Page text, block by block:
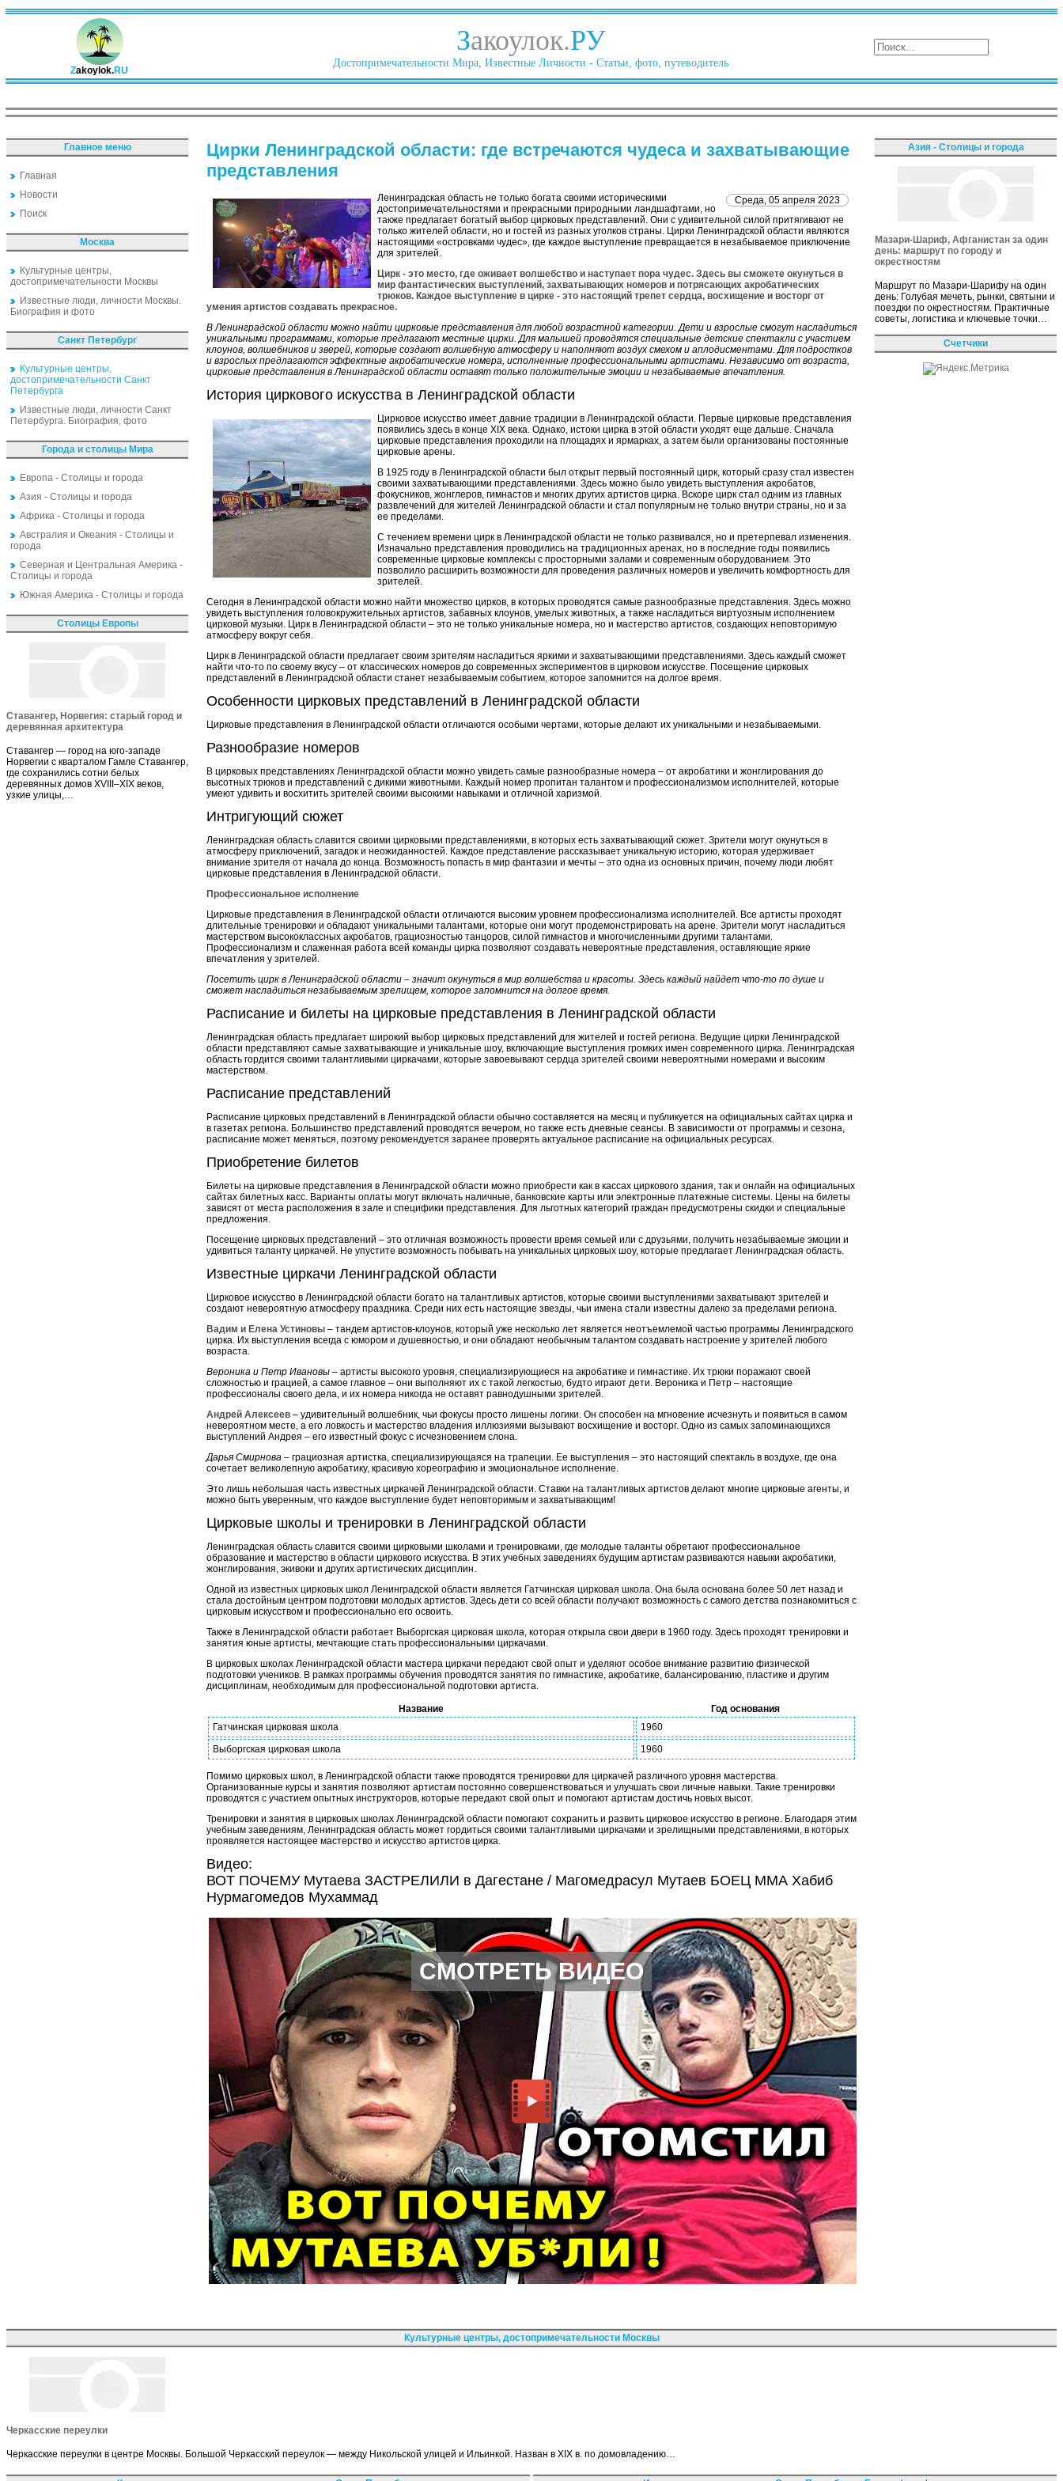
Zakoylok.RU
Закоулок.РУ
Достопримечательности Мира, Известные Личности - Статьи, фото, путеводитель
Главное меню
Главная
Новости
Поиск
Москва
Культурные центры,
достопримечательности Москвы
Известные люди, личности Москвы.
Биография и фото
Санкт Петербург
Культурные центры,
достопримечательности Санкт
Петербурга
Известные люди, личности Санкт
Петербурга. Биография, фото
Города и столицы Мира
Европа - Столицы и города
Азия - Столицы и города
Африка - Столицы и города
Австралия и Океания - Столицы и
города
Северная и Центральная Америка -
Столицы и города
Южная Америка - Столицы и города
Столицы Европы
Ставангер, Норвегия: старый город и
деревянная архитектура
Ставангер — город на юго-западе
Норвегии с кварталом Гамле Ставангер,
где сохранились сотни белых
деревянных домов XVIII–XIX веков,
узкие улицы,…
Цирки Ленинградской области: где встречаются чудеса и захватывающие
представления
Среда, 05 апреля 2023
Ленинградская область не только богата своими историческими
достопримечательностями и прекрасными природными ландшафтами, но
также предлагает богатый выбор цирковых представлений. Они с удивительной силой притягивают не
только жителей области, но и гостей из разных уголков страны. Цирки Ленинградской области являются
настоящими «островками чудес», где каждое выступление превращается в незабываемое приключение
для зрителей.
Цирк - это место, где оживает волшебство и наступает пора чудес. Здесь вы сможете окунуться в
мир фантастических выступлений, захватывающих номеров и потрясающих акробатических
трюков. Каждое выступление в цирке - это настоящий трепет сердца, восхищение и восторг от
умения артистов создавать прекрасное.
В Ленинградской области можно найти цирковые представления для любой возрастной категории. Дети и взрослые смогут насладиться
уникальными программами, которые предлагают местные цирки. Для малышей проводятся специальные детские спектакли с участием
клоунов, волшебников и зверей, которые создают волшебную атмосферу и наполняют воздух смехом и аплодисментами. Для подростков
и взрослых предлагаются эффектные акробатические номера, исполненные профессиональными артистами. Независимо от возраста,
цирковые представления в Ленинградской области оставят только положительные эмоции и незабываемые впечатления.
История циркового искусства в Ленинградской области
Цирковое искусство имеет давние традиции в Ленинградской области. Первые цирковые представления
появились здесь в конце XIX века. Однако, истоки цирка в этой области уходят еще дальше. Сначала
цирковые представления проходили на площадях и ярмарках, а затем были организованы постоянные
цирковые арены.
В 1925 году в Ленинградской области был открыт первый постоянный цирк, который сразу стал известен
своими захватывающими представлениями. Здесь можно было увидеть выступления акробатов,
фокусников, жонглеров, гимнастов и многих других артистов цирка. Вскоре цирк стал одним из главных
развлечений для жителей Ленинградской области и стал популярным не только внутри страны, но и за
ее пределами.
С течением времени цирк в Ленинградской области не только развивался, но и претерпевал изменения.
Изначально представления проводились на традиционных аренах, но в последние годы появились
современные цирковые комплексы с просторными залами и современным оборудованием. Это
позволило расширить возможности для проведения различных номеров и увеличить комфортность для
зрителей.
Сегодня в Ленинградской области можно найти множество цирков, в которых проводятся самые разнообразные представления. Здесь можно
увидеть выступления головокружительных артистов, забавных клоунов, умелых животных, а также насладиться виртуозным исполнением
цирковой музыки. Цирк в Ленинградской области – это не только уникальные номера, но и мастерство артистов, создающих неповторимую
атмосферу вокруг себя.
Цирк в Ленинградской области предлагает своим зрителям насладиться яркими и захватывающими представлениями. Здесь каждый сможет
найти что-то по своему вкусу – от классических номеров до современных экспериментов в цирковом искусстве. Посещение цирковых
представлений в Ленинградской области станет незабываемым событием, которое запомнится на долгое время.
Особенности цирковых представлений в Ленинградской области
Цирковые представления в Ленинградской области отличаются особыми чертами, которые делают их уникальными и незабываемыми.
Разнообразие номеров
В цирковых представлениях Ленинградской области можно увидеть самые разнообразные номера – от акробатики и жонглирования до
высотных трюков и представлений с дикими животными. Каждый номер пропитан талантом и профессионализмом исполнителей, которые
умеют удивить и восхитить зрителей своими высокими навыками и отличной харизмой.
Интригующий сюжет
Ленинградская область славится своими цирковыми представлениями, в которых есть захватывающий сюжет. Зрители могут окунуться в
атмосферу приключений, загадок и неожиданностей. Каждое представление рассказывает уникальную историю, которая удерживает
внимание зрителя от начала до конца. Возможность попасть в мир фантазии и мечты – это одна из основных причин, почему люди любят
цирковые представления в Ленинградской области.
Профессиональное исполнение
Цирковые представления в Ленинградской области отличаются высоким уровнем профессионализма исполнителей. Все артисты проходят
длительные тренировки и обладают уникальными талантами, которые они могут продемонстрировать на арене. Зрители могут насладиться
мастерством высококлассных акробатов, грациозностью танцоров, силой гимнастов и многочисленными другими талантами.
Профессионализм и слаженная работа всей команды цирка позволяют создавать невероятные представления, оставляющие яркие
впечатления у зрителей.
Посетить цирк в Ленинградской области – значит окунуться в мир волшебства и красоты. Здесь каждый найдет что-то по душе и
сможет насладиться незабываемым зрелищем, которое запомнится на долгое время.
Расписание и билеты на цирковые представления в Ленинградской области
Ленинградская область предлагает широкий выбор цирковых представлений для жителей и гостей региона. Ведущие цирки Ленинградской
области представляют самые захватывающие и уникальные шоу, включающие выступления громких имен современного цирка. Ленинградская
область гордится своими талантливыми циркачами, которые завоевывают сердца зрителей своими невероятными номерами и высоким
мастерством.
Расписание представлений
Расписание цирковых представлений в Ленинградской области обычно составляется на месяц и публикуется на официальных сайтах цирка и
в газетах региона. Большинство представлений проводятся вечером, но также есть дневные сеансы. В зависимости от программы и сезона,
расписание может меняться, поэтому рекомендуется заранее проверять актуальное расписание на официальных ресурсах.
Приобретение билетов
Билеты на цирковые представления в Ленинградской области можно приобрести как в кассах циркового здания, так и онлайн на официальных
сайтах билетных касс. Варианты оплаты могут включать наличные, банковские карты или электронные платежные системы. Цены на билеты
зависят от места расположения в зале и специфики представления. Для льготных категорий граждан предусмотрены скидки и специальные
предложения.
Посещение цирковых представлений – это отличная возможность провести время семьей или с друзьями, получить незабываемые эмоции и
удивиться таланту циркачей. Не упустите возможность побывать на уникальных цирковых шоу, которые предлагает Ленинградская область.
Известные циркачи Ленинградской области
Цирковое искусство в Ленинградской области богато на талантливых артистов, которые своими выступлениями захватывают зрителей и
создают невероятную атмосферу праздника. Среди них есть настоящие звезды, чьи имена стали известны далеко за пределами региона.
Вадим и Елена Устиновы – тандем артистов-клоунов, который уже несколько лет является неотъемлемой частью программы Ленинградского
цирка. Их выступления всегда с юмором и душевностью, и они обладают необычным талантом создавать настроение у зрителей любого
возраста.
Вероника и Петр Ивановы – артисты высокого уровня, специализирующиеся на акробатике и гимнастике. Их трюки поражают своей
сложностью и грацией, а самое главное – они выполняют их с такой легкостью, будто играют дети. Вероника и Петр – настоящие
профессионалы своего дела, и их номера никогда не оставят равнодушными зрителей.
Андрей Алексеев – удивительный волшебник, чьи фокусы просто лишены логики. Он способен на мгновение исчезнуть и появиться в самом
невероятном месте, а его ловкость и мастерство владения иллюзиями вызывают восхищение и восторг. Одно из самых запоминающихся
выступлений Андрея – его известный фокус с исчезновением слона.
Дарья Смирнова – грациозная артистка, специализирующаяся на трапеции. Ее выступления – это настоящий спектакль в воздухе, где она
сочетает великолепную акробатику, красивую хореографию и эмоциональное исполнение.
Это лишь небольшая часть известных циркачей Ленинградской области. Ставки на талантливых артистов делают многие цирковые агенты, и
можно быть уверенным, что каждое выступление будет неповторимым и захватывающим!
Цирковые школы и тренировки в Ленинградской области
Ленинградская область славится своими цирковыми школами и тренировками, где молодые таланты обретают профессиональное
образование и мастерство в области циркового искусства. В этих учебных заведениях будущим артистам развиваются навыки акробатики,
жонглирования, экивоки и других артистических дисциплин.
Одной из известных цирковых школ Ленинградской области является Гатчинская цирковая школа. Она была основана более 50 лет назад и
стала достойным центром подготовки молодых артистов. Здесь дети со всей области получают возможность с самого детства познакомиться с
цирковым искусством и профессионально его освоить.
Также в Ленинградской области работает Выборгская цирковая школа, которая открыла свои двери в 1960 году. Здесь проходят тренировки и
занятия юные артисты, мечтающие стать профессиональными циркачами.
В цирковых школах Ленинградской области мастера циркачи передают свой опыт и уделяют особое внимание развитию физической
подготовки учеников. В рамках программы обучения проводятся занятия по гимнастике, акробатике, балансированию, пластике и другим
дисциплинам, необходимым для профессиональной подготовки артиста.
Название
Год основания
Гатчинская цирковая школа
1960
Выборгская цирковая школа
1960
Помимо цирковых школ, в Ленинградской области также проводятся тренировки для циркачей различного уровня мастерства.
Организованные курсы и занятия позволяют артистам постоянно совершенствоваться и улучшать свои личные навыки. Такие тренировки
проводятся с участием опытных инструкторов, которые передают свой опыт и помогают артистам достичь новых высот.
Тренировки и занятия в цирковых школах Ленинградской области помогают сохранить и развить цирковое искусство в регионе. Благодаря этим
учебным заведениям, Ленинградская область может гордиться своими талантливыми циркачами и зрелищными представлениями, в которых
проявляется настоящее мастерство и искусство артистов цирка.
Видео:
ВОТ ПОЧЕМУ Мутаева ЗАСТРЕЛИЛИ в Дагестане / Магомедрасул Мутаев БОЕЦ ММА Хабиб
Нурмагомедов Мухаммад
СМОТРЕТЬ ВИДЕО
Азия - Столицы и города
Мазари-Шариф, Афганистан за один
день: маршрут по городу и
окрестностям
Маршрут по Мазари-Шарифу на один
день: Голубая мечеть, рынки, святыни и
поездки по окрестностям. Практичные
советы, логистика и ключевые точки…
Счетчики
Культурные центры, достопримечательности Москвы
Черкасские переулки
Черкасские переулки в центре Москвы. Большой Черкасский переулок — между Никольской улицей и Ильинкой. Назван в XIX в. по домовладению…